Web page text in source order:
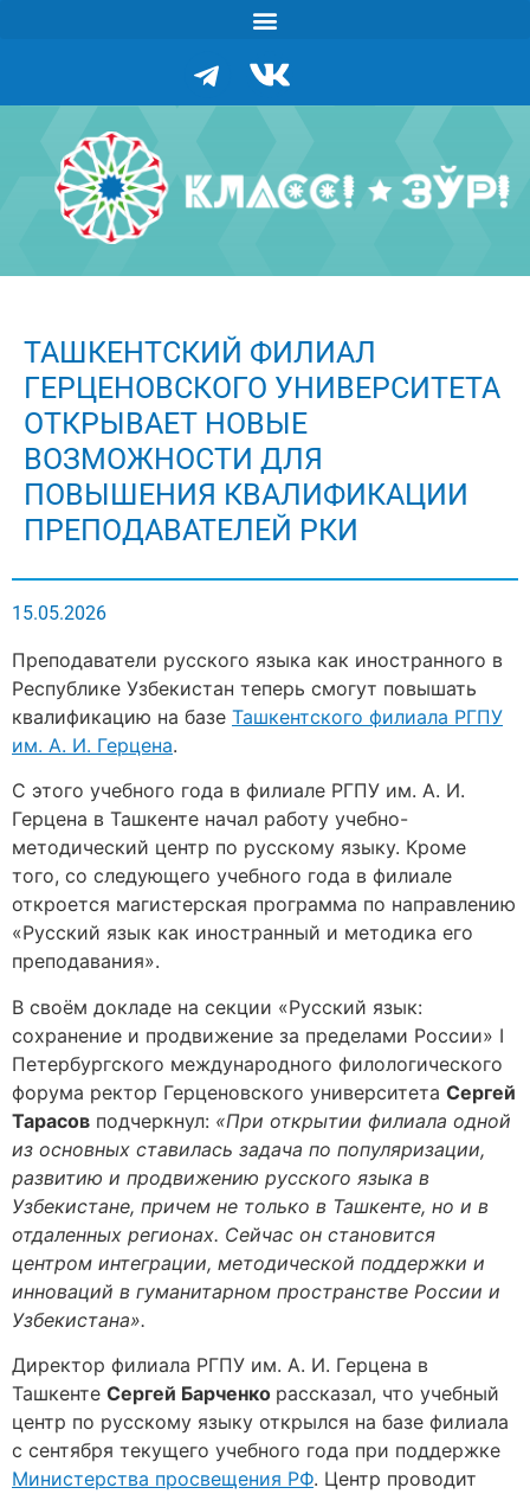
ТАШКЕНТСКИЙ ФИЛИАЛ
ГЕРЦЕНОВСКОГО УНИВЕРСИТЕТА
ОТКРЫВАЕТ НОВЫЕ
ВОЗМОЖНОСТИ ДЛЯ
ПОВЫШЕНИЯ КВАЛИФИКАЦИИ
ПРЕПОДАВАТЕЛЕЙ РКИ
15.05.2026
Преподаватели русского языка как иностранного в
Республике Узбекистан теперь смогут повышать
квалификацию на базе Ташкентского филиала РГПУ
им. А. И. Герцена.
С этого учебного года в филиале РГПУ им. А. И.
Герцена в Ташкенте начал работу учебно-
методический центр по русскому языку. Кроме
того, со следующего учебного года в филиале
откроется магистерская программа по направлению
«Русский язык как иностранный и методика его
преподавания».
В своём докладе на секции «Русский язык:
сохранение и продвижение за пределами России» I
Петербургского международного филологического
форума ректор Герценовского университета Сергей
Тарасов подчеркнул: «При открытии филиала одной
из основных ставилась задача по популяризации,
развитию и продвижению русского языка в
Узбекистане, причем не только в Ташкенте, но и в
отдаленных регионах. Сейчас он становится
центром интеграции, методической поддержки и
инноваций в гуманитарном пространстве России и
Узбекистана».
Директор филиала РГПУ им. А. И. Герцена в
Ташкенте Сергей Барченко рассказал, что учебный
центр по русскому языку открылся на базе филиала
с сентября текущего учебного года при поддержке
Министерства просвещения РФ. Центр проводит